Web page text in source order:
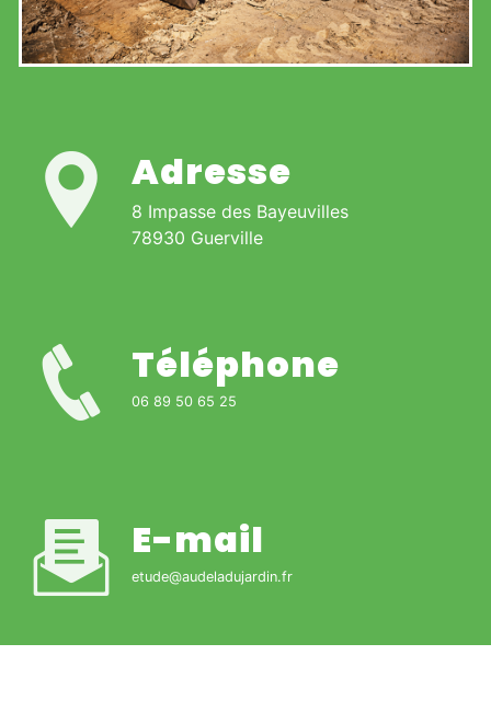
Adresse
8 Impasse des Bayeuvilles
78930 Guerville
Téléphone
06 89 50 65 25
E-mail
etude@audeladujardin.fr